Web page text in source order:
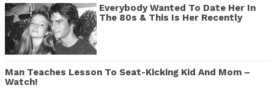
Everybody Wanted To Date Her In
The 80s & This Is Her Recently
Man Teaches Lesson To Seat-Kicking Kid And Mom –
Watch!